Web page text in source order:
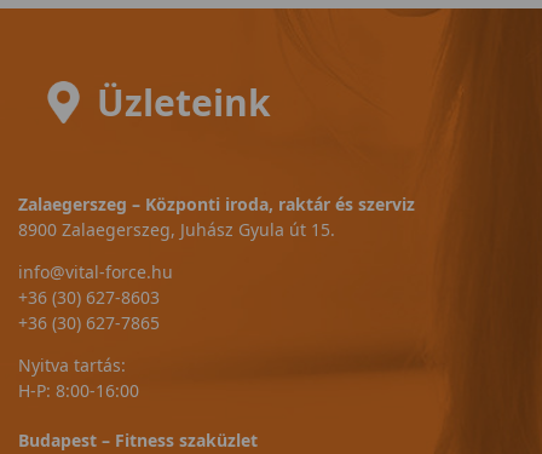
Üzleteink
Zalaegerszeg – Központi iroda, raktár és szerviz
8900 Zalaegerszeg, Juhász Gyula út 15.
info@vital-force.hu
+36 (30) 627-8603
+36 (30) 627-7865
Nyitva tartás:
H-P: 8:00-16:00
Budapest – Fitness szaküzlet